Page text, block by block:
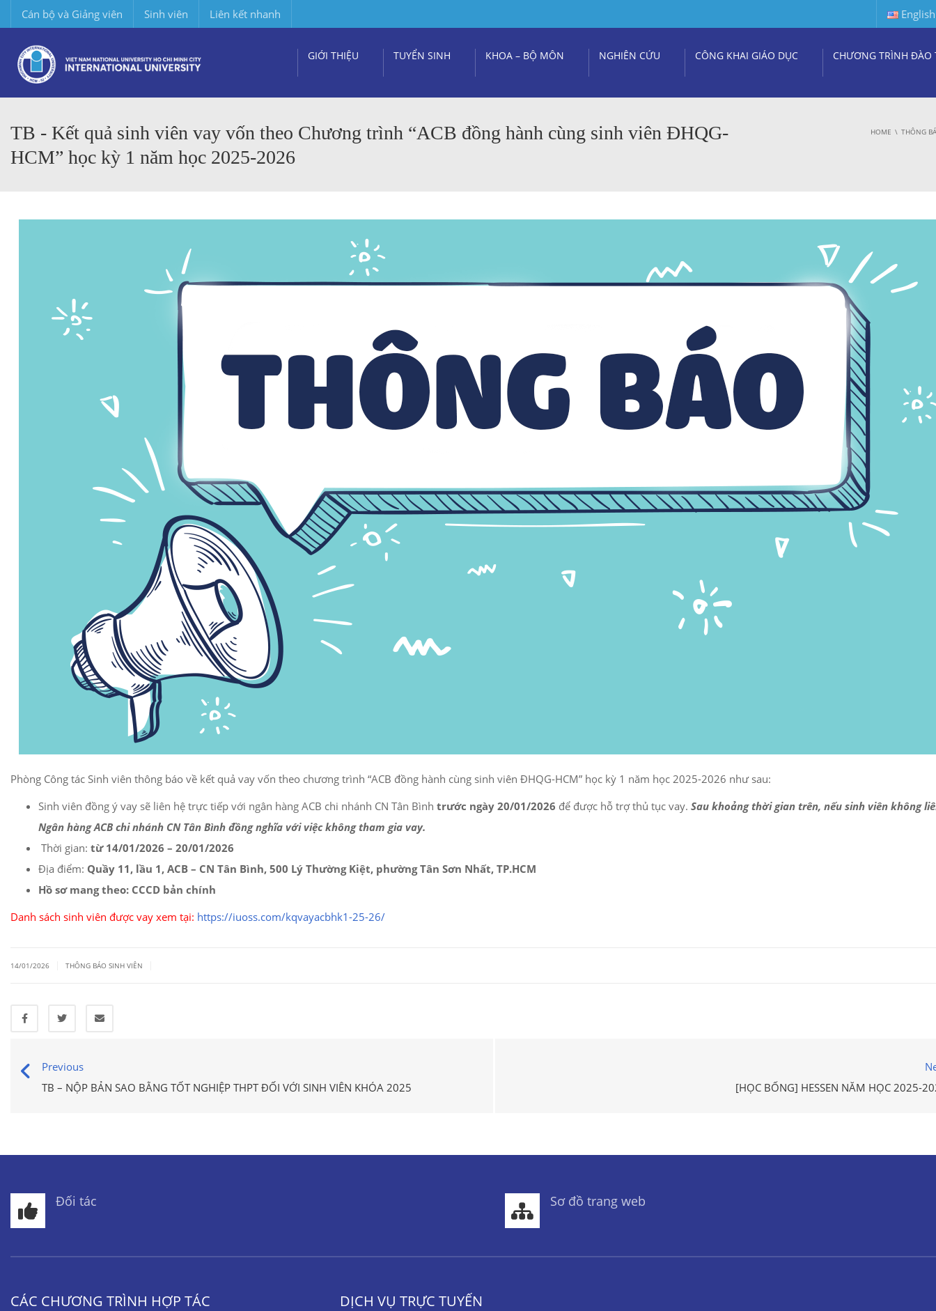
Cán bộ và Giảng viên Sinh viên Liên kết nhanh English
GIỚI THIỆU TUYỂN SINH KHOA – BỘ MÔN NGHIÊN CỨU CÔNG KHAI GIÁO DỤC CHƯƠNG TRÌNH ĐÀO
TB - Kết quả sinh viên vay vốn theo Chương trình “ACB đồng hành cùng sinh viên ĐHQG-
HCM” học kỳ 1 năm học 2025-2026
HOME THÔNG
Phòng Công tác Sinh viên thông báo về kết quả vay vốn theo chương trình “ACB đồng hành cùng sinh viên ĐHQG-HCM” học kỳ 1 năm học 2025-2026 như sau:
Sinh viên đồng ý vay sẽ liên hệ trực tiếp với ngân hàng ACB chi nhánh CN Tân Bình trước ngày 20/01/2026 để được hỗ trợ thủ tục vay. Sau khoảng thời gian trên, nếu sinh viên không
Ngân hàng ACB chi nhánh CN Tân Bình đồng nghĩa với việc không tham gia vay.
Thời gian: từ 14/01/2026 – 20/01/2026
Địa điểm: Quầy 11, lầu 1, ACB – CN Tân Bình, 500 Lý Thường Kiệt, phường Tân Sơn Nhất, TP.HCM
Hồ sơ mang theo: CCCD bản chính
Danh sách sinh viên được vay xem tại: https://iuoss.com/kqvayacbhk1-25-26/
14/01/2026 THÔNG BÁO SINH VIÊN
Previous
TB – NỘP BẢN SAO BẰNG TỐT NGHIỆP THPT ĐỐI VỚI SINH VIÊN KHÓA 2025
[HỌC BỔNG] HESSEN NĂM HỌC 2025-
Đối tác Sơ đồ trang web
CÁC CHƯƠNG TRÌNH HỢP TÁC DỊCH VỤ TRỰC TUYẾN